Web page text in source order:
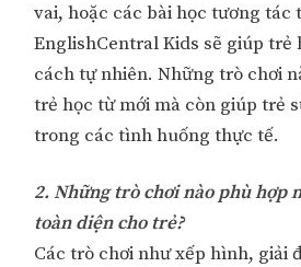
vai, hoặc các bài học tương tác
EnglishCentral Kids sẽ giúp trẻ
cách tự nhiên. Những trò chơi
trẻ học từ mới mà còn giúp trẻ
trong các tình huống thực tế.
2. Những trò chơi nào phù hợp
toàn diện cho trẻ?
Các trò chơi như xếp hình, giải